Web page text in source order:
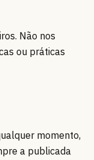
Não nos
ou práticas
momento,
a publicada